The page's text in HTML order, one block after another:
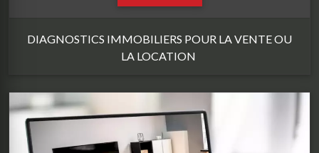
DIAGNOSTICS IMMOBILIERS POUR LA VENTE OU
LA LOCATION